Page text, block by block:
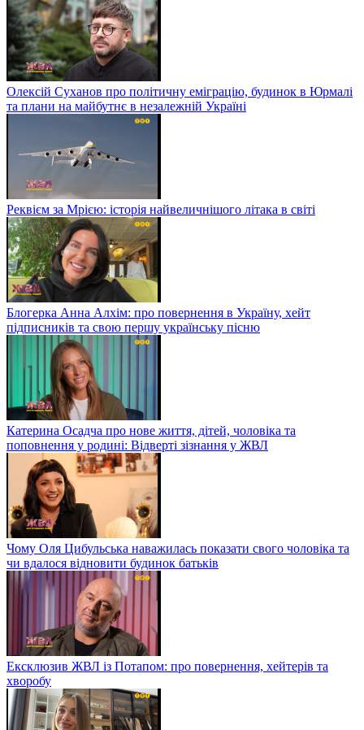
Олексій Суханов про політичну еміграцію, будинок в Юрмалі
та плани на майбутнє в незалежній Україні
Реквієм за Мрією: історія найвеличнішого літака в світі
Блогерка Анна Алхім: про повернення в Україну, хейт
підписників та свою першу українську пісню
Катерина Осадча про нове життя, дітей, чоловіка та
поповнення у родині: Відверті зізнання у ЖВЛ
Чому Оля Цибульська наважилась показати свого чоловіка та
чи вдалося відновити будинок батьків
Ексклюзив ЖВЛ із Потапом: про повернення, хейтерів та
хворобу